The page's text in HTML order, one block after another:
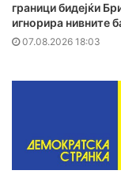
граници бидејќи
игнорира нивните
07.08.2026 18:03